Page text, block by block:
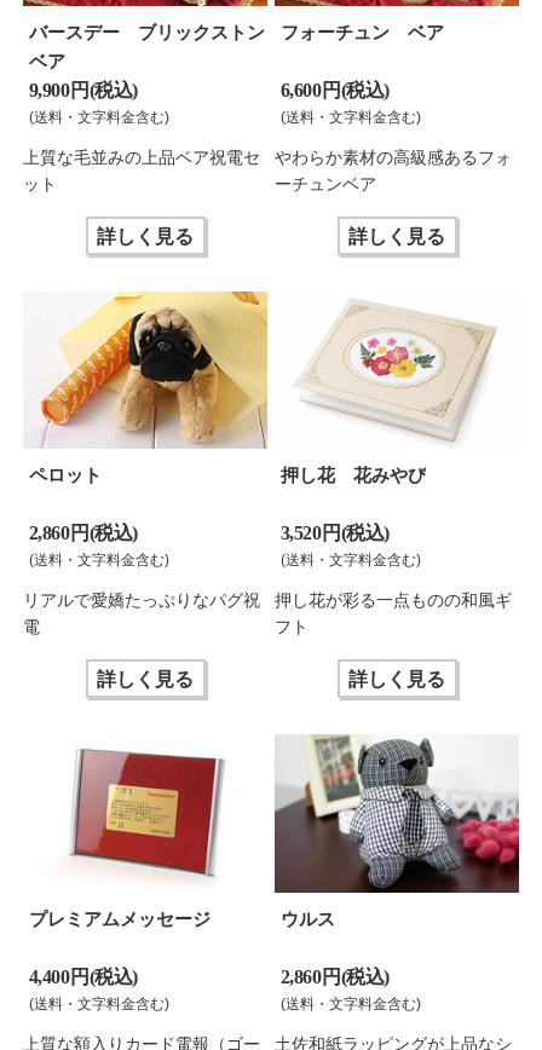
バースデー ブリックストン
ベア
9,900 円(税込)
(送料・文字料金含む)
上質な毛並みの上品ベア祝電セ
ット
詳しく見る
フォーチュン ベア
6,600 円(税込)
(送料・文字料金含む)
やわらか素材の高級感あるフォ
ーチュンベア
詳しく見る
ペロット
2,860 円(税込)
(送料・文字料金含む)
リアルで愛嬌たっぷりなパグ祝
電
詳しく見る
押し花 花みやび
3,520 円(税込)
(送料・文字料金含む)
押し花が彩る一点ものの和風ギ
フト
詳しく見る
プレミアムメッセージ
4,400 円(税込)
(送料・文字料金含む)
上質な額入りカード電報（ゴー
ウルス
2,860 円(税込)
(送料・文字料金含む)
土佐和紙ラッピングが上品なシ